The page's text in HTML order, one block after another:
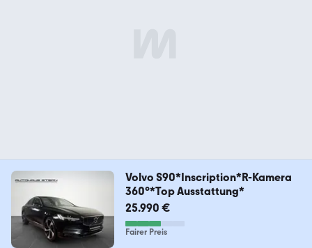
Volvo S90*Inscription*R-Kamera
360°*Top Ausstattung*
25.990 €
Fairer Preis